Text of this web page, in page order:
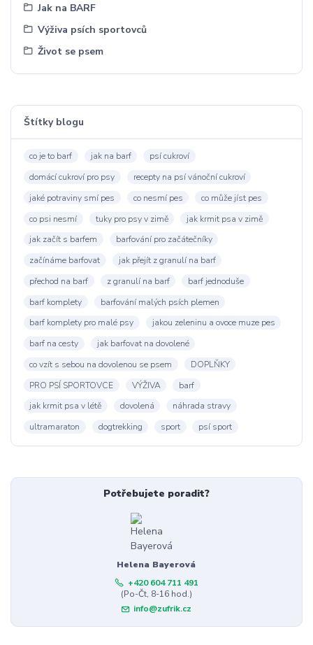
Jak na BARF
Výživa psích sportovců
Život se psem
Štítky blogu
co je to barf jak na barf
psí cukroví
domácí cukroví pro psy
recepty na psí vánoční cukroví
jaké potraviny smí pes
co nesmí pes
co může jíst pes
co psi nesmí
tuky pro psy v zimě
jak krmit psa v zimě
jak začít s barfem
barfování pro začátečníky
začínáme barfovat
jak přejít z granulí na barf
přechod na barf
z granulí na barf
barf jednoduše
barf komplety
barfování malých psích plemen
barf komplety pro malé psy
jakou zeleninu a ovoce muze pes
barf na cesty
jak barfovat na dovolené
co vzít s sebou na dovolenou se psem
DOPLŇKY
PRO PSÍ SPORTOVCE
VÝŽIVA
barf
jak krmit psa v létě
dovolená
náhrada stravy
ultramaraton
dogtrekking sport psí sport
Potřebujete poradit?
Helena Bayerová
+420 604 711 491
(Po-Čt, 8-16 hod.)
info@zufrik.cz